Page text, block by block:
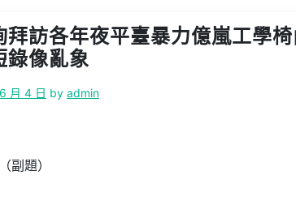
訪各年夜平臺暴力億嵐工學
錄像亂象
月 4 日 by admin
副題）